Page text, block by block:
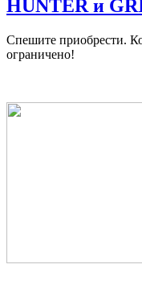
HUNTER и
Спешите приобрести.
ограничено!